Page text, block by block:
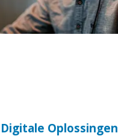
Digitale Oplossingen